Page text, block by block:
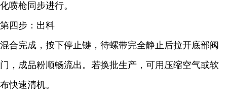
化喷枪同步进行。
第四步：出料
混合完成，按下停止键，待螺带完全静止后拉开底部阀
门，成品粉顺畅流出。若换批生产，可用压缩空气或软
布快速清机。